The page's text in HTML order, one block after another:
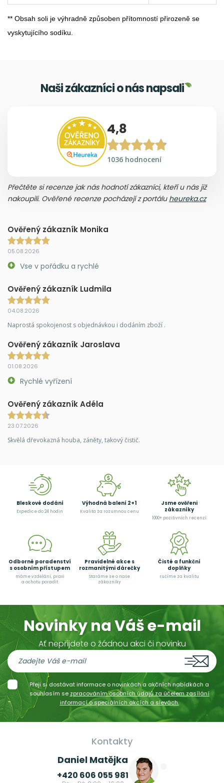
** Obsah soli je výhradně způsoben přítomností přirozeně se
vyskytujícího sodíku.
Naši zákazníci o nás napsali
4,8
1036 hodnocení
Přečtěte si recenze jak nás hodnotí zákazníci, kteří u nás již
nakoupili. Ověřené recenze pocházejí z portálu heureka.cz
Ověřený zákazník Monika
05.08.2026
Vse v pořádku a rychlé
Ověřený zákazník Ludmila
04.08.2026
Naprostá spokojenost s objednávkou i dodáním zboží .
Ověřený zákazník Jaroslava
01.08.2026
Rychlé vyřízení
Ověřený zákazník Adéla
23.07.2026
Skvělá dřevokazná houba, záněty, takový čistič.
Bleskové dodání
Expedice do 24 hodin
Výhodná balení 2+1
Kvalita za rozumnou cenu
Jsme ověřeni
zákazníky
1000+ pozitivních recenzí
Odborné poradenství
s osobním přístupem
máme vzdělání, praxi
a ochotu poradit
Pravidelné akce s
rozmanitými dárečky
Staráme se o naše
zákazníky
Čisté a funkční
doplňky
ručíme za kvalitu
Novinky na Váš e-mail
Ať nepřijdete o žádnou akci či novinku
Přeji si dostávat informace o novinkách a akčních nabídkách a
souhlasím se zpracováním osobních údajů za účelem zasílání
informací o speciálních akcích a slevách.
Kontakty
Daniel Matějka
+420 606 055 981